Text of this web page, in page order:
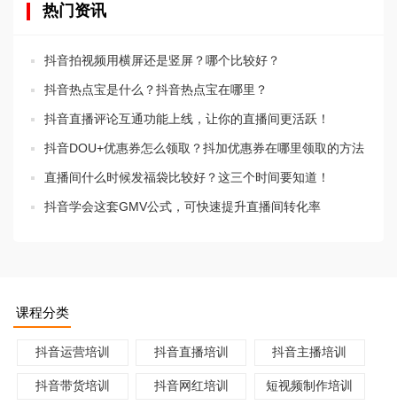
热门资讯
抖音拍视频用横屏还是竖屏？哪个比较好？
抖音热点宝是什么？抖音热点宝在哪里？
抖音直播评论互通功能上线，让你的直播间更活跃！
抖音DOU+优惠券怎么领取？抖加优惠券在哪里领取的方法
直播间什么时候发福袋比较好？这三个时间要知道！
抖音学会这套GMV公式，可快速提升直播间转化率
课程分类
抖音运营培训 抖音直播培训 抖音主播培训
抖音带货培训 抖音网红培训 短视频制作培训